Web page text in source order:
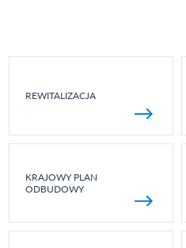
REWITALIZACJA
KRAJOWY PLAN
ODBUDOWY